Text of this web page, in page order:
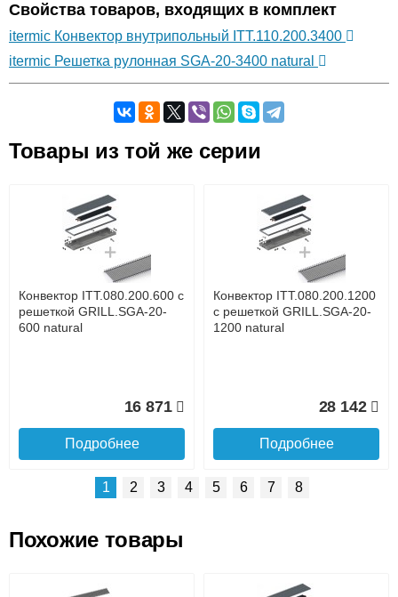
Свойства товаров, входящих в комплект
itermic Конвектор внутрипольный ITT.110.200.3400
itermic Решетка рулонная SGA-20-3400 natural
Оставьте отзыв
Доставка сантехники по Москве и Московской области
Наличный расчёт
Банковской картой на сайте в режиме реального
времени
Банковской картой при получении товара как при
доставке, так и самовывозом
Интернет-деньгами (Yandex-деньги, Web-money,
Qiwi-кошельки и другие).
Безналичный расчёт (возможно и с НДС)
Товары из той же серии
Конвектор ITT.080.200.600 с
решеткой GRILL.SGA-20-
600 natural
16 871
Подробнее
Конвектор ITT.080.200.1200
с решеткой GRILL.SGA-20-
1200 natural
28 142
Подробнее
Конвектор ITT.080.200.1300 Конвектор ITT.080.200.1000
1 2 3 4 5 6 7 8
Похожие товары